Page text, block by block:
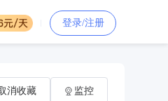
登录/注册
消收藏 监控